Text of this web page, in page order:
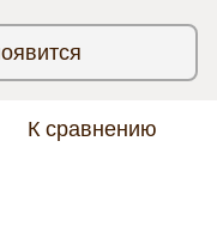
К сравнению